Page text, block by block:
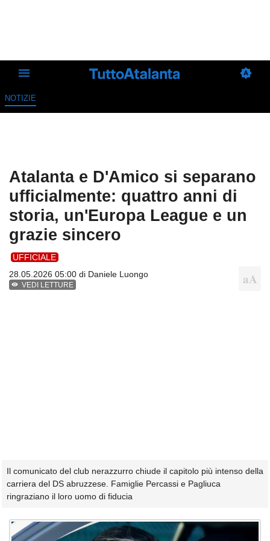
NOTIZIE
Atalanta e D'Amico si separano
ufficialmente: quattro anni di
storia, un'Europa League e un
grazie sincero
UFFICIALE
28.05.2026 05:00 di Daniele Luongo
VEDI LETTURE
Il comunicato del club nerazzurro chiude il capitolo più intenso della
carriera del DS abruzzese. Famiglie Percassi e Pagliuca
ringraziano il loro uomo di fiducia